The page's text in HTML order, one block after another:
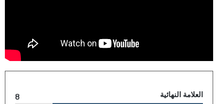
العلامة النهائية 8